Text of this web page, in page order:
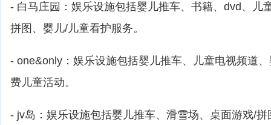
- 白马庄园：娱乐设施包括婴儿推车、书籍、dvd、儿
拼图、婴儿/儿童看护服务。
- one&only：娱乐设施包括婴儿推车、儿童电视频道
费儿童活动。
- jv岛：娱乐设施包括婴儿推车、滑雪场、桌面游戏/